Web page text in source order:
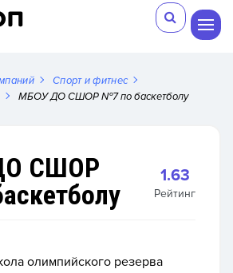
Спорт и фитнес
МБОУ ДО СШОР №7 по баскетболу
СШОР
1.63
Рейтинг
олимпийского резерва